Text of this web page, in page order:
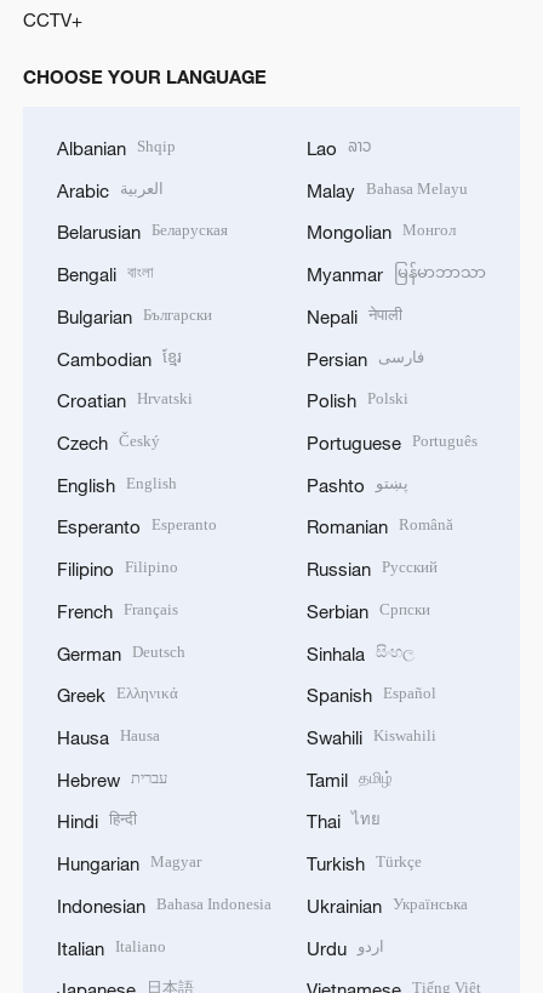
CCTV+
CHOOSE YOUR LANGUAGE
Albanian Shqip
Arabic العربية
Belarusian Беларуская
Bengali বাংলা
Bulgarian Български
Cambodian ខ្មែរ
Croatian Hrvatski
Czech Český
English English
Esperanto Esperanto
Filipino Filipino
French Français
German Deutsch
Greek Ελληνικά
Hausa Hausa
Hebrew עברית
Hindi हिन्दी
Hungarian Magyar
Indonesian Bahasa Indonesia
Italian Italiano
Lao ລາວ
Malay Bahasa Melayu
Mongolian Монгол
Myanmar မြန်မာဘာသာ
Nepali नेपाली
Persian فارسی
Polish Polski
Portuguese Português
Pashto پښتو
Romanian Română
Russian Русский
Serbian Српски
Sinhala සිංහල
Spanish Español
Swahili Kiswahili
Tamil தமிழ்
Thai ไทย
Turkish Türkçe
Ukrainian Українська
Urdu اردو